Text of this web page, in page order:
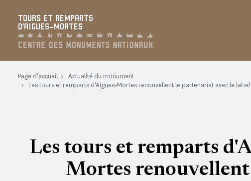
TOURS ET REMPARTS
D'AIGUES-MORTES
Page d'accueil
Actualité du monument
Les tours et remparts d'Aigues-Mortes renouvellent le partenariat avec le
Les tours et remparts
Mortes